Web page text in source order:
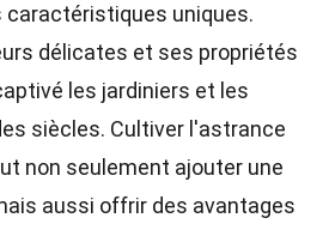
caractéristiques uniques.
délicates et ses propriétés
les jardiniers et les
siècles. Cultiver l'astrance
non seulement ajouter une
aussi offrir des avantages